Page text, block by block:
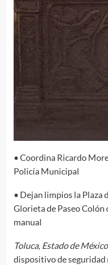
• Coordina Ricardo
Policía Municipal
• Dejan limpios la Plaza
Glorieta de Paseo
manual
Toluca, Estado de
dispositivo de